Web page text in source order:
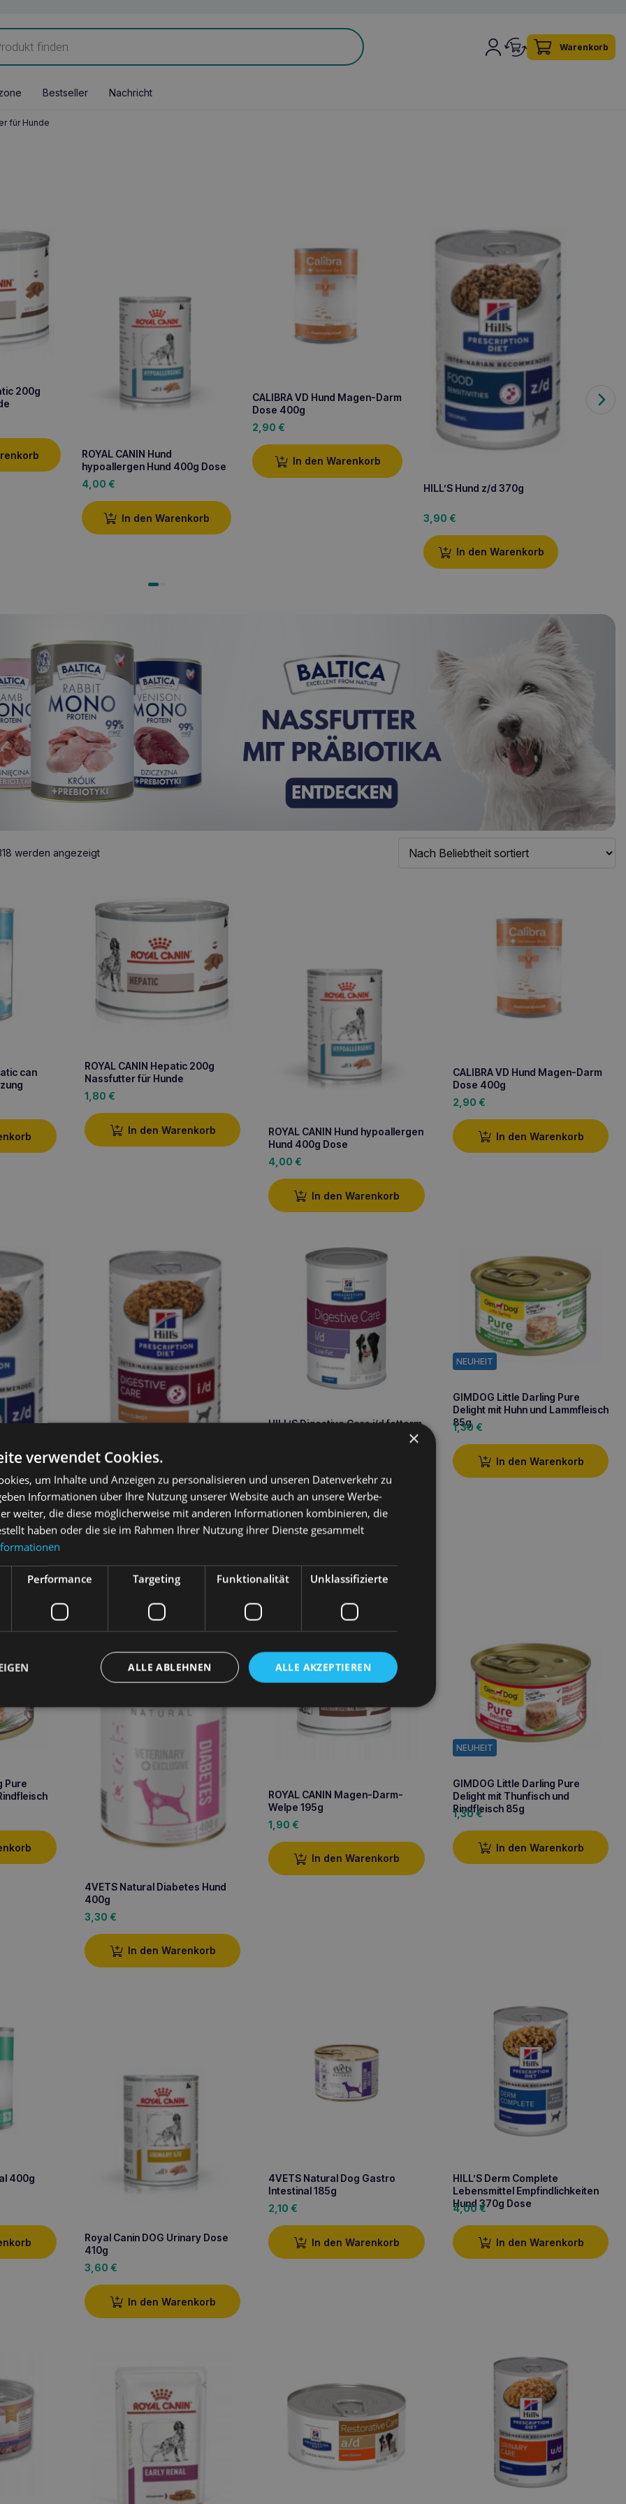
Warenkorb
Bestseller Nachricht
für Hunde
200g
ROYAL CANIN Hund
hypoallergen Hund 400g Dose
4,00 €
In den Warenkorb
CALIBRA VD Hund Magen-Darm
Dose 400g
2,90 €
In den Warenkorb
HILL’S Hund z/d 370g
3,90 €
In den Warenkorb
werden angezeigtNach
can
ROYAL CANIN Hepatic 200g
Nassfutter für Hunde
1,80 €
In den Warenkorb
ROYAL CANIN Hund hypoallergen
Hund 400g Dose
4,00 €
In den Warenkorb
CALIBRA VD Hund Magen-Darm
Dose 400g
2,90 €
In den Warenkorb
HILL’S Verdauungspflege i/d
360g
4,10€
HILL’S Digestive Care i/d fettarm
In den Warenkorb
NEUHEIT
GIMDOG Little Darling Pure
Delight mit Huhn und Lammfleisch
85g
1,30 €
In den Warenkorb
Pure
4VETS Natural Diabetes Hund
400g
3,30 €
In den Warenkorb
ROYAL CANIN Magen-Darm-
Welpe 195g
1,90 €
In den Warenkorb
NEUHEIT
GIMDOG Little Darling Pure
Delight mit Thunfisch und
Rindfleisch 85g
1,30€
In den Warenkorb
400g
Royal Canin DOG Urinary Dose
410g
3,60 €
In den Warenkorb
4VETS Natural Dog Gastro
Intestinal 185g
2,10 €
In den Warenkorb
HILL’S Derm Complete
Lebensmittel Empfindlichkeiten
Hund 370g Dose
4,00 €
In den Warenkorb
×
verwendet Cookies.
um Inhalte und Anzeigen zu personalisieren und unseren Datenverkehr zu
Informationen über Ihre Nutzung unserer Website auch an unsere Werbe-
weiter, die diese möglicherweise mit anderen Informationen kombinieren, die
haben oder die sie im Rahmen Ihrer Nutzung ihrer Dienste gesammelt
Performance Targeting Funktionalität Unklassifizierte
ALLE AKZEPTIEREN
ALLE ABLEHNEN